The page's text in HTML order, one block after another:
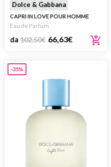
Dolce & Gabbana
CAPRI IN LOVE POUR HOMME
Eau de Parfum
da 102,50€ 66,63€
-35%